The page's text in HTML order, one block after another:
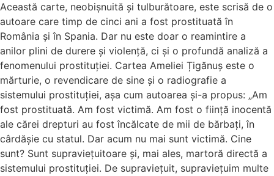
Această carte, neobișnuită și tulburătoare, este scrisă de o
autoare care timp de cinci ani a fost prostituată în
România și în Spania. Dar nu este doar o reamintire a
anilor plini de durere și violență, ci și o profundă analiză a
fenomenului prostituției. Cartea Ameliei Țigănuș este o
mărturie, o revendicare de sine și o radiografie a
sistemului prostituției, așa cum autoarea și-a propus: „Am
fost prostituată. Am fost victimă. Am fost o ființă inocentă
ale cărei drepturi au fost încălcate de mii de bărbați, în
cârdășie cu statul. Dar acum nu mai sunt victimă. Cine
sunt? Sunt supraviețuitoare și, mai ales, martoră directă a
sistemului prostituției. De supraviețuit, supraviețuim multe